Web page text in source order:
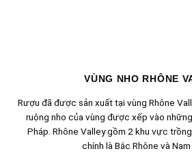
VÙNG NHO RHÔNE
Rượu đã được sản xuất tại vùng Rhône
ruộng nho của vùng được xếp vào
Pháp. Rhône Valley gồm 2 khu vực
chính là Bắc Rhône và Nam